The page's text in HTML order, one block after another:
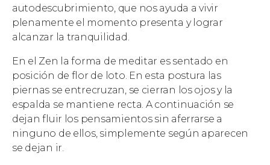
autodescubrimiento, que nos ayuda a vivir
plenamente el momento presenta y lograr
alcanzar la tranquilidad.
En el Zen la forma de meditar es sentado en
posición de flor de loto. En esta postura las
piernas se entrecruzan, se cierran los ojos y la
espalda se mantiene recta. A continuación se
dejan fluir los pensamientos sin aferrarse a
ninguno de ellos, simplemente según aparecen
se dejan ir.